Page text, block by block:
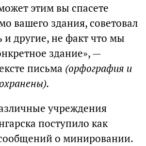
этим вы спасете
вашего здания, советовал
и другие, не факт что мы
здание», —
письма (орфография и
учреждения
поступило как
о минировании.